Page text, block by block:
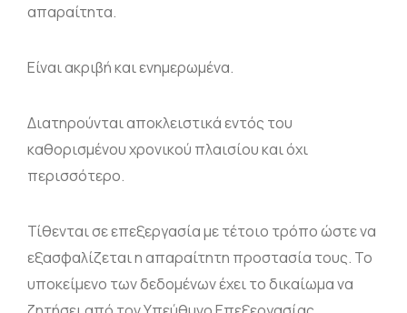
απαραίτητα.
Είναι ακριβή και ενημερωμένα.
Διατηρούνται αποκλειστικά εντός του
καθορισμένου χρονικού πλαισίου και όχι
περισσότερο.
Τίθενται σε επεξεργασία με τέτοιο τρόπο ώστε να
εξασφαλίζεται η απαραίτητη προστασία τους. Το
υποκείμενο των δεδομένων έχει το δικαίωμα να